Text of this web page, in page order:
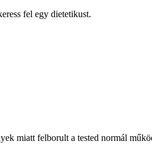
fel egy dietetikust.
miatt felborult a tested normál